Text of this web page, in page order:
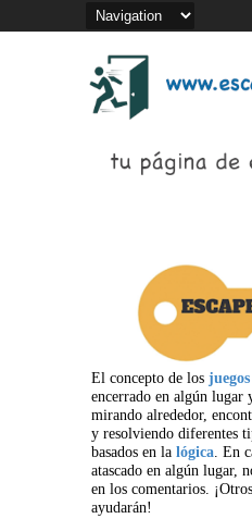
El concepto de los juegos
encerrado en algún lugar
mirando alrededor,
y resolviendo diferentes
basados en la lógica. En
atascado en algún lugar,
en los comentarios.
ayudarán!